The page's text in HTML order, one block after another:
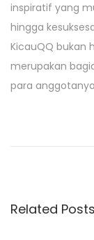
inspiratif yang
hingga
KicauQQ bukan
merupakan
para
s
o
iRelated Posts